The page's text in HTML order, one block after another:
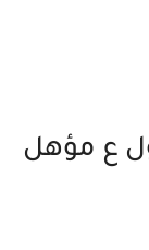
ع مؤهل